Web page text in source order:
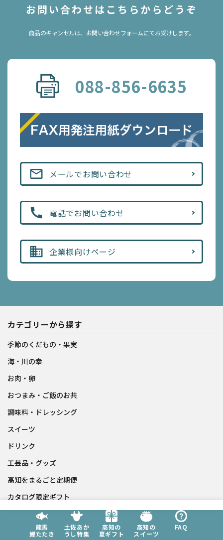
龍馬
鰹たたき
土佐あか
うし特集
高知の
夏ギフト
高知の
スイーツ
FAQ
お問い合わせはこちらからどうぞ
商品のキャンセルは、お問い合わせフォームにてお受けします。
088-856-6635
mail_outline メールでお問い合わせ
call 電話でお問い合わせ
business 企業様向けページ
カテゴリーから探す
季節のくだもの・果実
海・川の幸
お肉・卵
おつまみ・ご飯のお共
調味料・ドレッシング
スイーツ
ドリンク
工芸品・グッズ
高知をまるごと定期便
カタログ限定ギフト
店長おすすめ